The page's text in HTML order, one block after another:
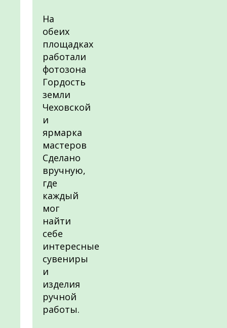
На
обеих
площадках
работали
фотозона
Гордость
земли
Чеховской
и
ярмарка
мастеров
Сделано
вручную,
где
каждый
мог
найти
себе
интересные
сувениры
и
изделия
ручной
работы.